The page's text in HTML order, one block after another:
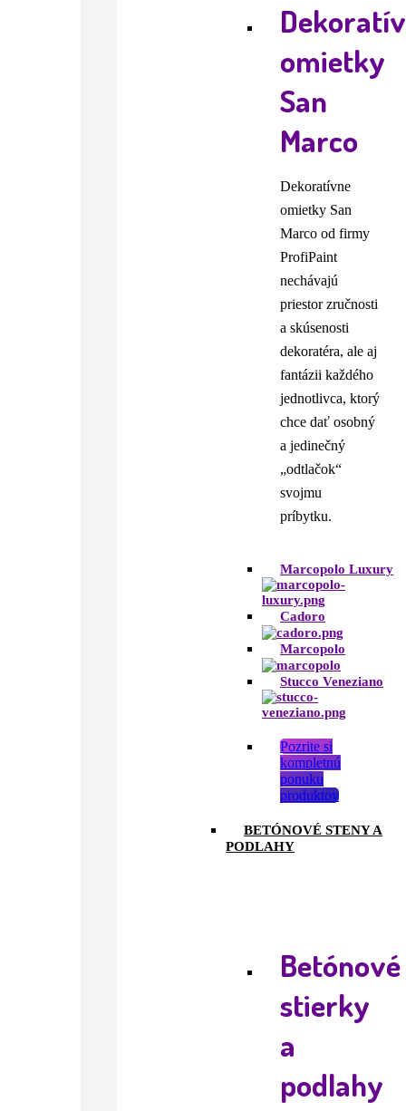
omietky
San
Marco
Dekoratívne
omietky San
Marco od firmy
ProfiPaint
nechávajú
priestor zručnosti
a skúsenosti
dekoratéra, ale aj
fantázii každého
jednotlivca, ktorý
chce dať osobný
a jedinečný
„odtlačok“
svojmu
príbytku.
Marcopolo Luxury
Cadoro
Marcopolo
Stucco Veneziano
Pozrite si
kompletnú
ponuku
produktov
BETÓNOVÉ STENY A
PODLAHY
Betónové
stierky
a
podlahy